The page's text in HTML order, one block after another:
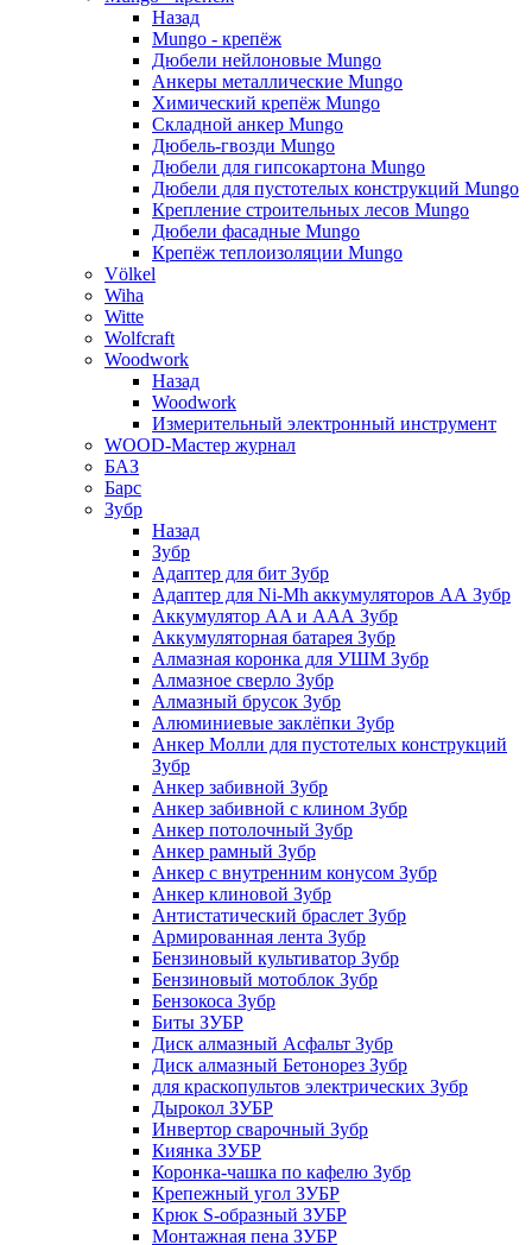
Назад
Mungo - крепёж
Дюбели нейлоновые Mungo
Анкеры металлические Mungo
Химический крепёж Mungo
Складной анкер Mungo
Дюбель-гвозди Mungo
Дюбели для гипсокартона Mungo
Дюбели для пустотелых конструкций Mungo
Крепление строительных лесов Mungo
Дюбели фасадные Mungo
Крепёж теплоизоляции Mungo
Völkel
Wiha
Witte
Wolfcraft
Woodwork
Назад
Woodwork
Измерительный электронный инструмент
WOOD-Мастер журнал
БАЗ
Барс
Зубр
Назад
Зубр
Адаптер для бит Зубр
Адаптер для Ni-Mh аккумуляторов АА Зубр
Аккумулятор AA и ААА Зубр
Аккумуляторная батарея Зубр
Алмазная коронка для УШМ Зубр
Алмазное сверло Зубр
Алмазный брусок Зубр
Алюминиевые заклёпки Зубр
Анкер Молли для пустотелых конструкций
Зубр
Анкер забивной Зубр
Анкер забивной с клином Зубр
Анкер потолочный Зубр
Анкер рамный Зубр
Анкер с внутренним конусом Зубр
Анкер клиновой Зубр
Антистатический браслет Зубр
Армированная лента Зубр
Бензиновый культиватор Зубр
Бензиновый мотоблок Зубр
Бензокоса Зубр
Биты ЗУБР
Диск алмазный Асфальт Зубр
Диск алмазный Бетонорез Зубр
для краскопультов электрических Зубр
Дырокол ЗУБР
Инвертор сварочный Зубр
Киянка ЗУБР
Коронка-чашка по кафелю Зубр
Крепежный угол ЗУБР
Крюк S-образный ЗУБР
Монтажная пена ЗУБР